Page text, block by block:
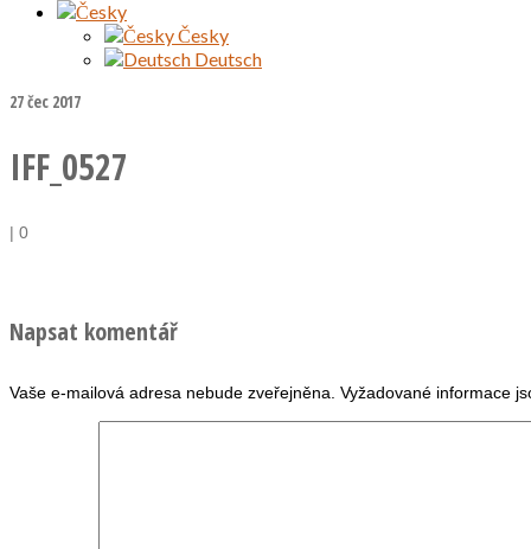
Česky
Deutsch
27čec 2017
IFF_0527
| 0
Napsat komentář
Vaše e-mailová adresa nebude zveřejněna. Vyžadované informace